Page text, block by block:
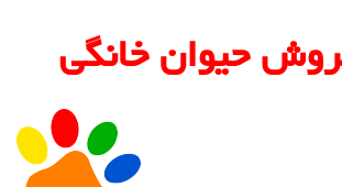
حیوان خانگی